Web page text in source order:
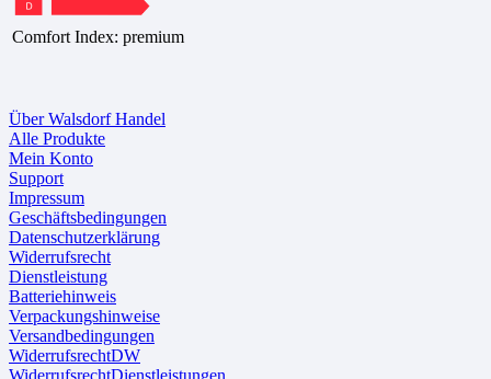
Comfort Index: premium
Über Walsdorf Handel
Alle Produkte
Mein Konto
Support
Impressum
Geschäftsbedingungen
Datenschutzerklärung
Widerrufsrecht
Dienstleistung
Batteriehinweis
Verpackungshinweise
Versandbedingungen
WiderrufsrechtDW
WiderrufsrechtDienstleistungen